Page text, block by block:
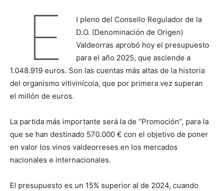
E
l pleno del Consello Regulador de la
D.O. (Denominación de Origen)
Valdeorras aprobó hoy el presupuesto
para el año 2025, que asciende a
1.048.919 euros. Son las cuentas más altas de la historia
del organismo vitivinícola, que por primera vez superan
el millón de euros.
La partida más importante será la de “Promoción”, para la
que se han destinado 570.000 € con el objetivo de poner
en valor los vinos valdeorreses en los mercados
nacionales e internacionales.
El presupuesto es un 15% superior al de 2024, cuando